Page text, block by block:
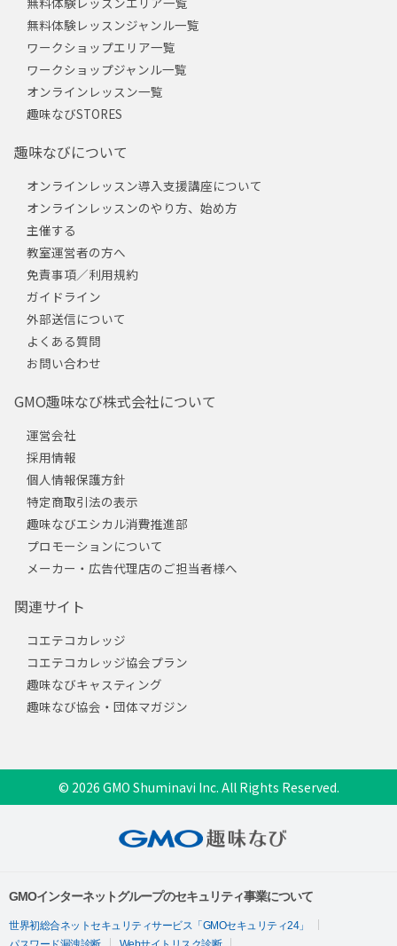
無料体験レッスンジャンル一覧
ワークショップエリア一覧
ワークショップジャンル一覧
オンラインレッスン一覧
趣味なびSTORES
趣味なびについて
オンラインレッスン導入支援講座について
オンラインレッスンのやり方、始め方
主催する
教室運営者の方へ
免責事項／利用規約
ガイドライン
外部送信について
よくある質問
お問い合わせ
GMO趣味なび株式会社について
運営会社
採用情報
個人情報保護方針
特定商取引法の表示
趣味なびエシカル消費推進部
プロモーションについて
メーカー・広告代理店のご担当者様へ
関連サイト
コエテコカレッジ
コエテコカレッジ協会プラン
趣味なびキャスティング
趣味なび協会・団体マガジン
© 2026 GMO Shuminavi Inc. All Rights Reserved.